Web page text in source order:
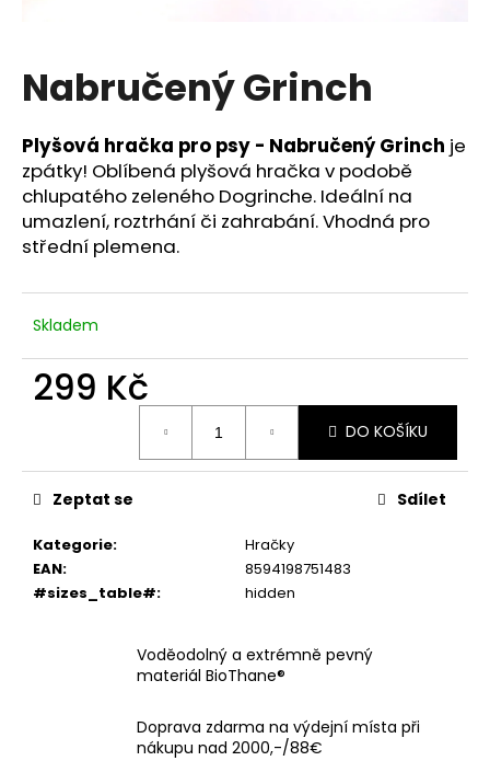
Nabručený Grinch
Plyšová hračka pro psy - Nabručený Grinch je
zpátky! Oblíbená plyšová hračka v podobě
chlupatého zeleného Dogrinche. Ideální na
umazlení, roztrhání či zahrabání. Vhodná pro
střední plemena.
Skladem
299 Kč
DO KOŠÍKU
Kategorie:
Hračky
EAN:
8594198751483
#sizes_table#: hidden
Zeptat se Sdílet
Voděodolný a extrémně pevný
materiál BioThane®
Doprava zdarma na výdejní místa při
nákupu nad 2000,-/88€
í
t
?
o
p
u
č
e
m